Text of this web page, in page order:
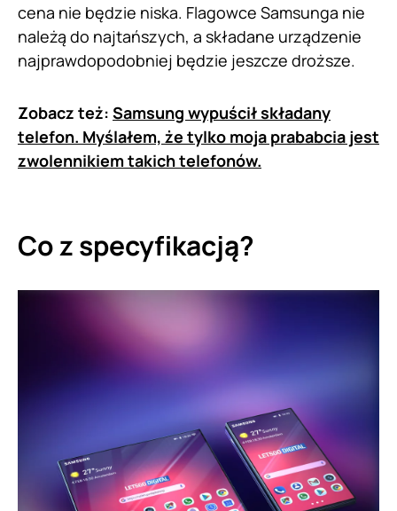
cena nie będzie niska. Flagowce Samsunga nie
należą do najtańszych, a składane urządzenie
najprawdopodobniej będzie jeszcze droższe.
Zobacz też: Samsung wypuścił składany
telefon. Myślałem, że tylko moja prababcia jest
zwolennikiem takich telefonów.
Co z specyfikacją?